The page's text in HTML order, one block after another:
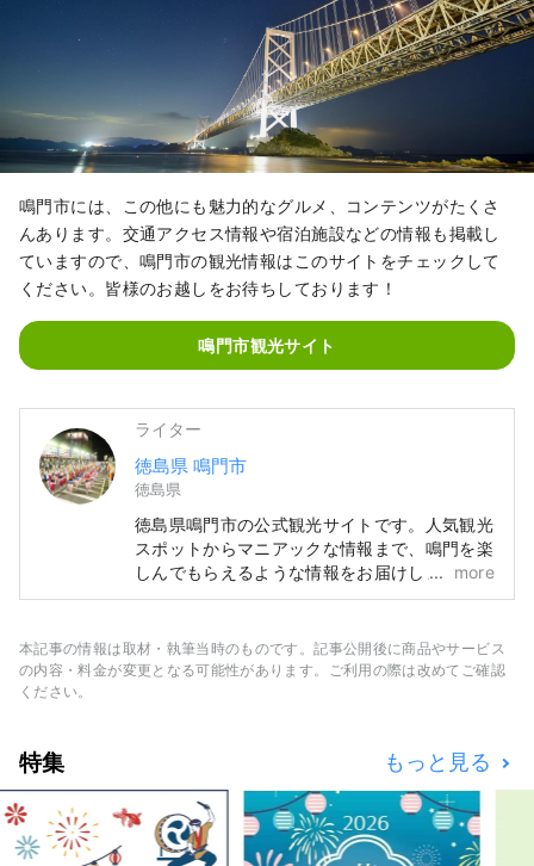
自慢のご当地スイーツたちも勢揃い！
＂徳島来たなら「徳島ラーメン」これ
定番！！＂ぜひ、ご賞味ください！
【撮影スポット】
当店では、皆さまのステキな思い出づ
くりのお手伝いとして、撮影スポット
をご用意しております！
◯阿波踊り人形
◯すだちくん（承認番号「県民第24-
23号」）
〜ご自由に撮影されてくださいね〜
◯皆さまにお会いできるのを「スタ
ります！
◼️おがた商店Instagramアカウント
鳴門市には、この他にも魅力的なグルメ、コンテンツがたくさ
んあります。交通アクセス情報や宿泊施設などの情報も掲載し
ていますので、鳴門市の観光情報はこのサイトをチェックして
ください。皆様のお越しをお待ちしております！
鳴門市観光サイト
ライター
徳島県 鳴門市
徳島県
徳島県鳴門市の公式観光サイトです。人気観光
スポットからマニアックな情報まで、鳴門を楽
しんでもらえるような情報をお届けします！
🌊鳴門市ってこんなところ🍠 四国の東玄関。
います。 海🌊あり山🏔ありで自然を満喫！ 世
界三大潮流といわれる鳴門の渦潮をはじめ、阿
more
本記事の情報は取材・執筆当時のものです。記事公開後に商品やサービス
の内容・料金が変更となる可能性があります。ご利用の際は改めてご確認
ください。
特集 もっと見る